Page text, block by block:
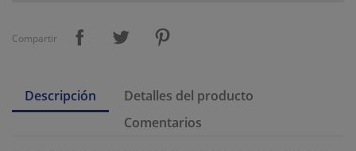
Compartir
Descripción
Detalles del producto
Comentarios